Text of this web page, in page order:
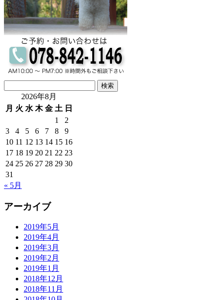
2026年8月
月 火 水 木 金 土 日
1
2
3
4 5 6 7 8
9
10 11 12 13 14 15 16
17 18 19 20 21 22 23
24 25 26 27 28 29 30
31
« 5月
アーカイブ
2019年5月
2019年4月
2019年3月
2019年2月
2019年1月
2018年12月
2018年11月